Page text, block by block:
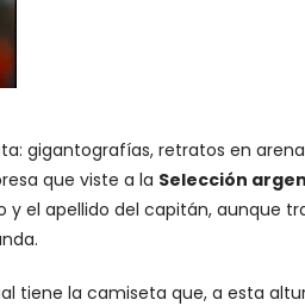
gigantografías, retratos en
que viste a la Selección
y el apellido del capitán, aunque
tiene la camiseta que, a esta